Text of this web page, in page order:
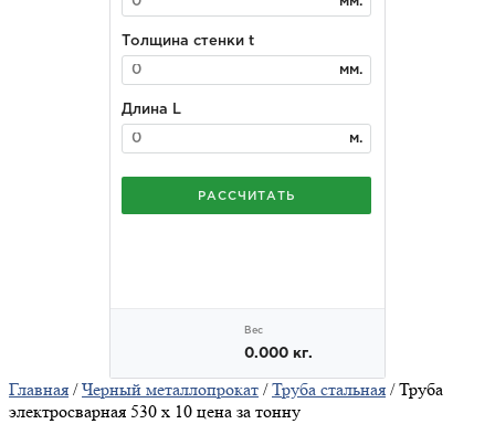
Главная /Черный металлопрокат /Труба стальная / Труба
электросварная 530 х 10 цена за тонну